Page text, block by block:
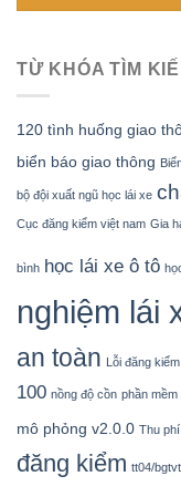
TỪ KHÓA TÌM
120 tình huống giao
biển báo giao thông
bộ đội xuất ngũ học lái xe
Cục đăng kiểm việt nam Gia
bình học lái xe ô tô
nghiệm lái
an toàn
Lỗi đăng kiểm
100 nồng độ cồn phần mềm
mô phỏng v2.0.0 Thu
đăng kiểm tt04/bgtvt